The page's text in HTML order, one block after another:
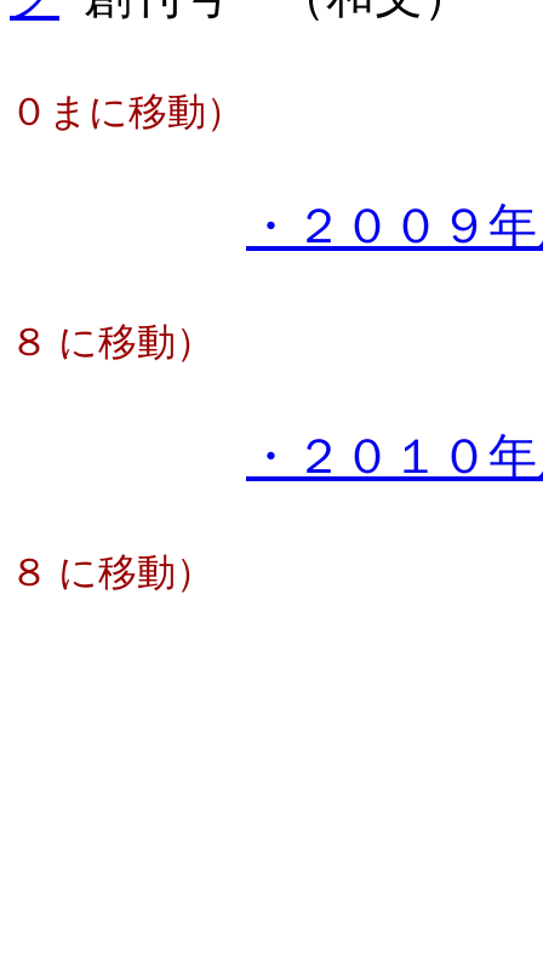
０まに移動）
・２００９
８ に移動）
・２０１０
８ に移動）